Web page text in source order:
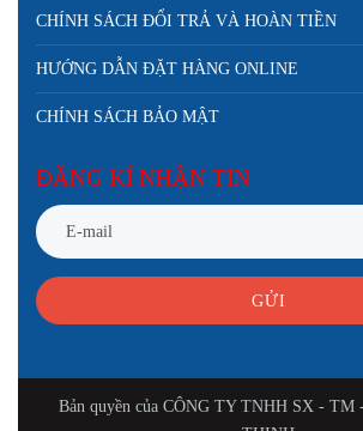
CHÍNH SÁCH ĐỔI TRẢ VÀ HOÀN TIỀN
HƯỚNG DẪN ĐẶT HÀNG ONLINE
CHÍNH SÁCH BẢO MẬT
ĐĂNG KÍ NHẬN TIN
GỬI
Bản quyền của CÔNG TY TNHH SX -